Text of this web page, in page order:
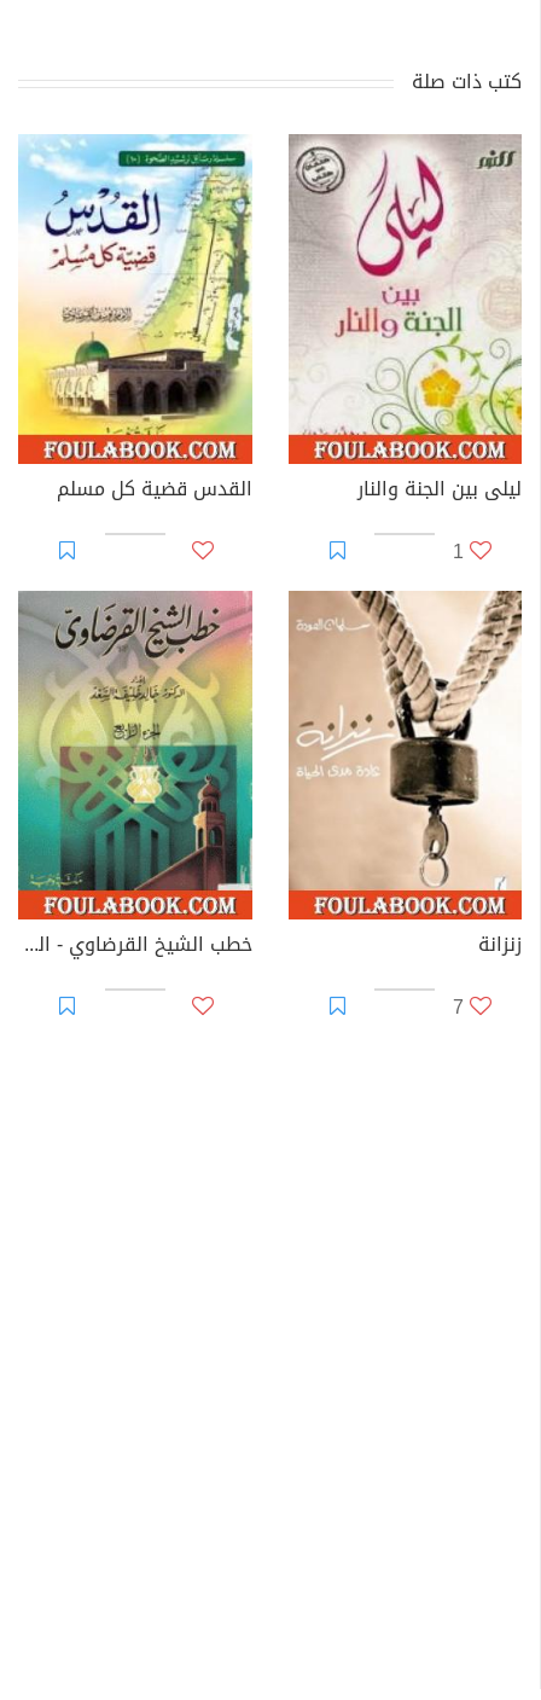
كتب ذات صلة
ليلى بين الجنة والنار
1
القدس قضية كل مسلم
زنزانة
7
خطب الشيخ القرضاوي - الجزء الرابع